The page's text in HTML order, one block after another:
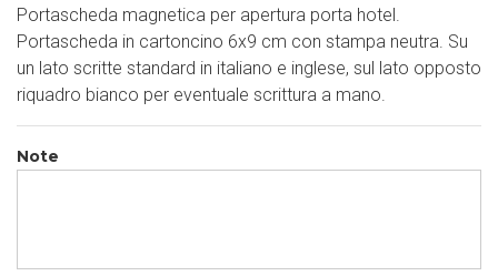
Portascheda magnetica per apertura porta hotel.
Portascheda in cartoncino 6x9 cm con stampa neutra. Su
un lato scritte standard in italiano e inglese, sul lato opposto
riquadro bianco per eventuale scrittura a mano.
Note